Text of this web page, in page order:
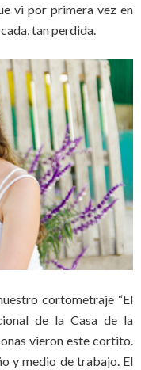
vi por primera vez en
tan perdida.
cortometraje “El
de la Casa de la
vieron este cortito.
y medio de trabajo. El